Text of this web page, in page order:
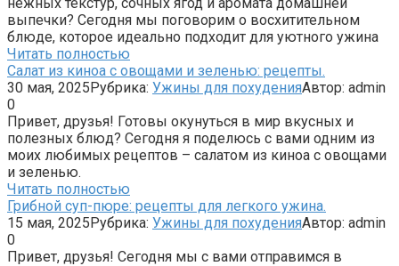
выпечки? Сегодня мы поговорим о восхитительном
блюде, которое идеально подходит для уютного ужина
Читать полностью
Салат из киноа с овощами и зеленью: рецепты.
30 мая, 2025Рубрика: Ужины для похуденияАвтор: admin
0
Привет, друзья! Готовы окунуться в мир вкусных и
полезных блюд? Сегодня я поделюсь с вами одним из
моих любимых рецептов – салатом из киноа с овощами
и зеленью.
Читать полностью
Грибной суп-пюре: рецепты для легкого ужина.
15 мая, 2025Рубрика: Ужины для похуденияАвтор: admin
0
Привет, друзья! Сегодня мы с вами отправимся в